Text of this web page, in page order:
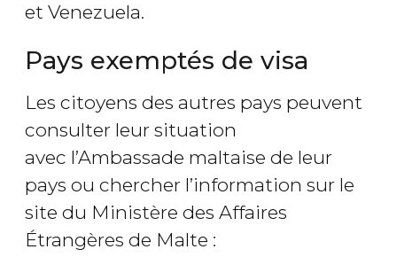
et Venezuela.
Pays exemptés de visa
Les citoyens des autres pays peuvent
consulter leur situation
avec l’Ambassade maltaise de leur
pays ou chercher l’information sur le
site du Ministère des Affaires
Étrangères de Malte :